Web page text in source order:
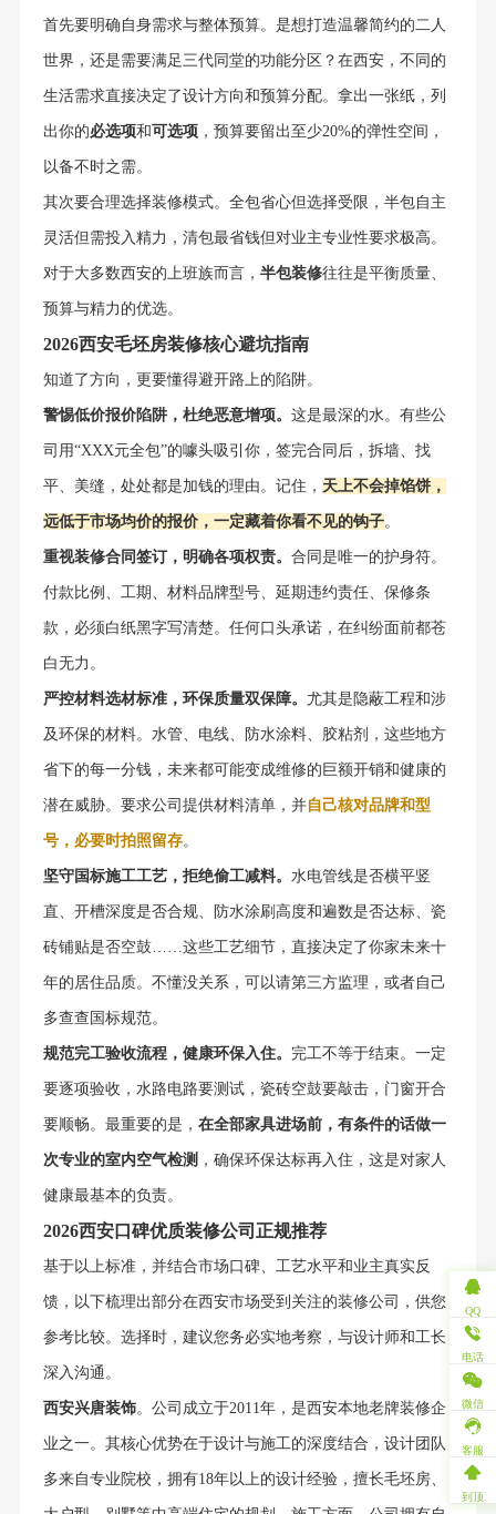
首先要明确自身需求与整体预算。是想打造温馨简约的二人
世界，还是需要满足三代同堂的功能分区？在西安，不同的
生活需求直接决定了设计方向和预算分配。拿出一张纸，列
出你的必选项和可选项 ，预算要留出至少20%的弹性空间，
以备不时之需。
其次要合理选择装修模式。全包省心但选择受限，半包自主
灵活但需投入精力，清包最省钱但对业主专业性要求极高。
对于大多数西安的上班族而言， 半包装修往往是平衡质量、
预算与精力的优选。
2026西安毛坯房装修核心避坑指南
知道了方向，更要懂得避开路上的陷阱。
警惕低价报价陷阱，杜绝恶意增项。 这是最深的水。有些公
司用“XXX元全包”的噱头吸引你，签完合同后，拆墙、找
平、美缝，处处都是加钱的理由。记住， 天上不会掉馅饼，
远低于市场均价的报价，一定藏着你看不见的钩子。
重视装修合同签订，明确各项权责。 合同是唯一的护身符。
付款比例、工期、材料品牌型号、延期违约责任、保修条
款，必须白纸黑字写清楚。任何口头承诺，在纠纷面前都苍
白无力。
严控材料选材标准，环保质量双保障。 尤其是隐蔽工程和涉
及环保的材料。水管、电线、防水涂料、胶粘剂，这些地方
省下的每一分钱，未来都可能变成维修的巨额开销和健康的
潜在威胁。要求公司提供材料清单，并自己核对品牌和型
号，必要时拍照留存。
坚守国标施工工艺，拒绝偷工减料。 水电管线是否横平竖
直、开槽深度是否合规、防水涂刷高度和遍数是否达标、瓷
砖铺贴是否空鼓……这些工艺细节，直接决定了你家未来十
年的居住品质。不懂没关系，可以请第三方监理，或者自己
多查查国标规范。
规范完工验收流程，健康环保入住。 完工不等于结束。一定
要逐项验收，水路电路要测试，瓷砖空鼓要敲击，门窗开合
要顺畅。最重要的是， 在全部家具进场前，有条件的话做一
次专业的室内空气检测 ，确保环保达标再入住，这是对家人
健康最基本的负责。
2026西安口碑优质装修公司正规推荐
基于以上标准，并结合市场口碑、工艺水平和业主真实反
馈，以下梳理出部分在西安市场受到关注的装修公司，供您
参考比较。选择时，建议您务必实地考察，与设计师和工长
深入沟通。
西安兴唐装饰。公司成立于2011年，是西安本地老牌装修企
业之一。其核心优势在于设计与施工的深度结合，设计团队
多来自专业院校，拥有18年以上的设计经验，擅长毛坯房、
QQ
电话
微信
客服
到顶